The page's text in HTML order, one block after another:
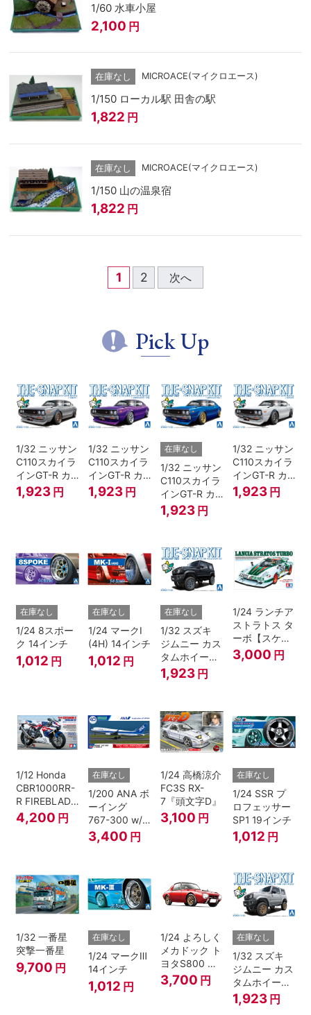
1/60 水車小屋
2,100 円
在庫なし MICROACE(マイクロエース)
1/150 ローカル駅 田舎の駅
1,822 円
在庫なし MICROACE(マイクロエース)
1/150 山の温泉宿
1,822 円
1 2 次へ
Pick Up
1/32 ニッサン
C110スカイラ
インGT-R カ
スタム(シルバ
ー)
1,923 円
1/32 ニッサン
C110スカイラ
インGT-R カ
スタム(メタリ
ックパープル)
1,923 円
在庫なし
1/32 ニッサン
C110スカイラ
インGT-R カ
スタム(メタリ
ックブルー)
1,923 円
1/32 ニッサン
C110スカイラ
インGT-R カ
スタム(ホワイ
ト)
1,923 円
在庫なし
1/24 8スポー
ク 14インチ
1,012 円
在庫なし
1/24 マークI
(4H) 14インチ
1,012 円
在庫なし
1/32 スズキ
ジムニー カス
タムホイール
(ブルーイッシ
ュブラックパ
1,923 円
1/24 ランチア
ストラトス タ
ーボ【スケー
ルモデル限
定】
3,000 円
1/12 Honda
CBR1000RR-
R FIREBLADE
SP 30th
Anniversary
4,200 円
在庫なし
1/200 ANA ボ
ーイング
767-300 w/
ウイングレッ
ト “B767就航
3,400 円
1/24 高橋涼介
FC3S RX-
7『頭文字D』
3,100 円
在庫なし
1/24 SSR プ
ロフェッサー
SP1 19インチ
1,012 円
1/32 一番星
突撃一番星
9,700 円
在庫なし
1/24 マークⅢ
14インチ
1,012 円
1/24 よろしく
メカドック ト
ヨタS800 女
暴小町仕様
40周年記念パ
3,700 円
在庫なし
1/32 スズキ
ジムニー カス
タムホイール
(シルキーシル
バーメタリッ
1,923 円